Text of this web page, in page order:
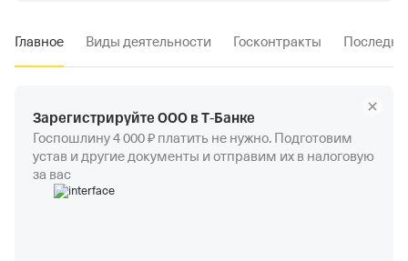
Главное Виды деятельности Госконтракты
Зарегистрируйте ООО в Т‑Банке
Госпошлину 4 000 ₽ платить не нужно. Подготовим
устав и другие документы и отправим их в налоговую
за вас